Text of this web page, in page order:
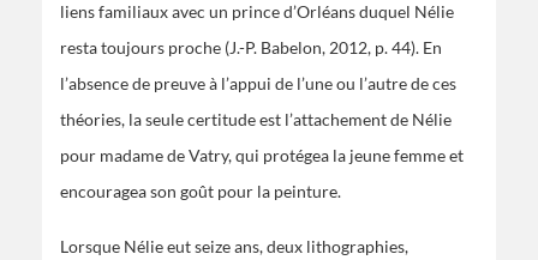
liens familiaux avec un prince d’Orléans duquel Nélie
resta toujours proche (J.-P. Babelon, 2012, p. 44). En
l’absence de preuve à l’appui de l’une ou l’autre de ces
théories, la seule certitude est l’attachement de Nélie
pour madame de Vatry, qui protégea la jeune femme et
encouragea son goût pour la peinture.
Lorsque Nélie eut seize ans, deux lithographies,